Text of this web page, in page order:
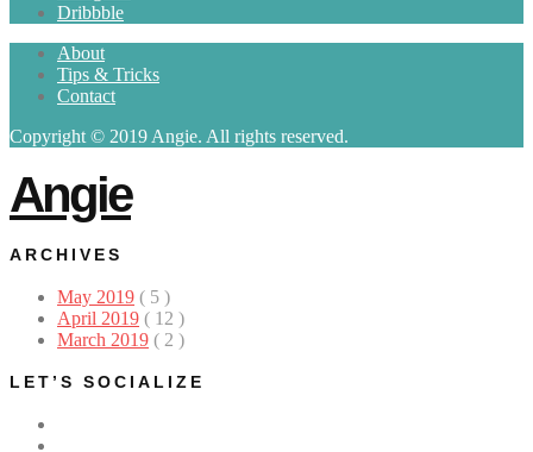
Dribbble
About
Tips & Tricks
Contact
Copyright © 2019 Angie. All rights reserved.
Angie
ARCHIVES
May 2019 ( 5 )
April 2019 ( 12 )
March 2019 ( 2 )
LET’S SOCIALIZE